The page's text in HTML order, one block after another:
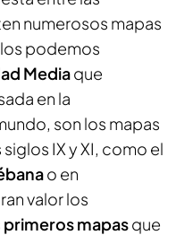
numerosos mapas
podemos
Mediaque
en la
son los mapas
IX y XI, como el
o en
valor los
primeros mapasque